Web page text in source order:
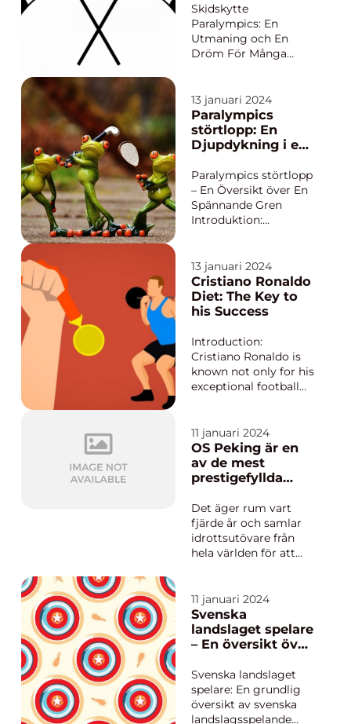
Skidskytte
Paralympics: En
Utmaning och En
Dröm För Många
unik och spännande
tävling där idrottare
med
funktionsnedsättning
i skidskytte på
vinterns glittrande
snölandskap. Denna
sport har snabbt b...
13 januari 2024
Paralympics
störtlopp: En
Djupdykning i en
Paralympics störtlopp
– En Översikt över En
Spännande Gren
Introduktion:
gren inom
paralympiska spelen,
som riktar sig till
idrottare med olika
de unika utmaningar
de möter, har des...
13 januari 2024
Cristiano Ronaldo
Diet: The Key to
his Success
Introduction:
Cristiano Ronaldo is
known not only for his
exceptional football
physique. One of the
factors contributing
to his success is his
strict diet regimen. In
delve into the details...
11 januari 2024
OS Peking är en
av de mest
prestigefyllda
inom idrottens
värld
Det äger rum vart
fjärde år och samlar
idrottsutövare från
hela världen för att
vi ge en grundlig
översikt över OS
Peking, presentera
olika typer av OS,
mätningar om
evenemanget, disk...
11 januari 2024
Svenska
landslaget spelare
– En översikt över
landslagsspeland
e fotbollsspelare
Svenska landslaget
spelare: En grundlig
översikt av svenska
landslagsspelande